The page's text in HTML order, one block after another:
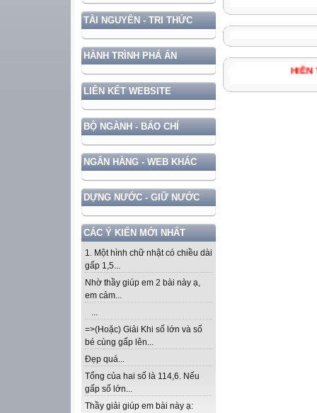
TÀI NGUYÊN - TRI THỨC
HÀNH TRÌNH PHÁ ÁN
LIÊN KẾT WEBSITE
BỘ NGÀNH - BÁO CHÍ
NGÂN HÀNG - WEB KHÁC
DỰNG NƯỚC - GIỮ NƯỚC
CÁC Ý KIẾN MỚI NHẤT
1. Một hình chữ nhật có chiều dài
gấp 1,5...
Nhờ thầy giúp em 2 bài này ạ,
em cảm...
...
=>(Hoặc) Giải Khi số lớn và số
bé cùng gấp lên...
Đẹp quá...
Tổng của hai số là 114,6. Nếu
gấp số lớn...
Thầy giải giúp em bài này ạ: